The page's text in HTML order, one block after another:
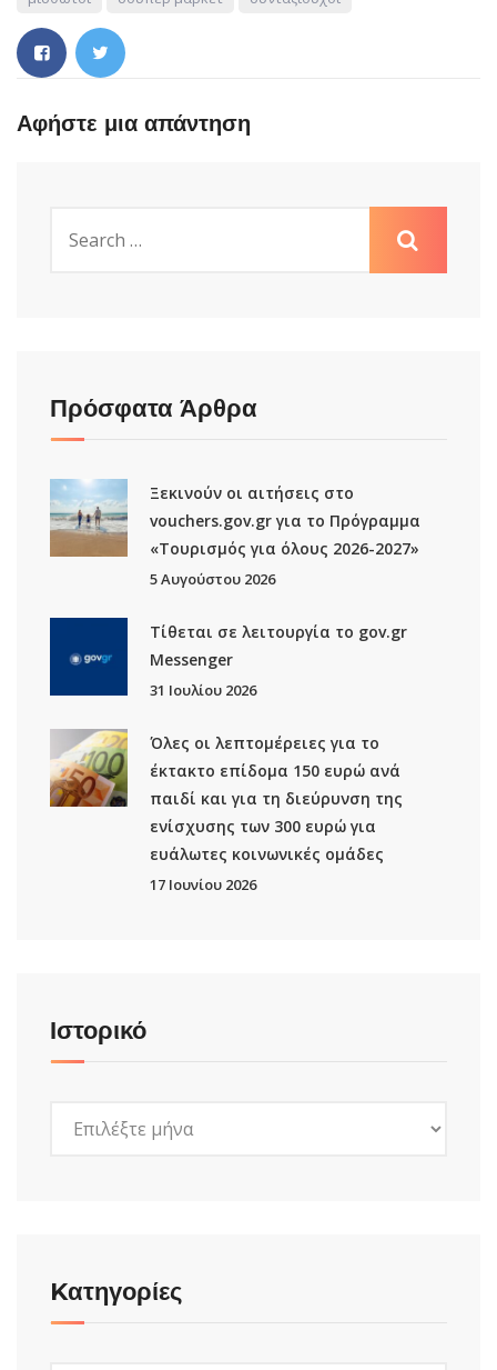
Αφήστε μια απάντηση
Πρόσφατα Άρθρα
Ξεκινούν οι αιτήσεις στο
vouchers.gov.gr για το Πρόγραμμα
«Τουρισμός για όλους 2026-2027»
5 Αυγούστου 2026
Τίθεται σε λειτουργία το gov.gr
Μessenger
31 Ιουλίου 2026
Όλες οι λεπτομέρειες για το
έκτακτο επίδομα 150 ευρώ ανά
παιδί και για τη διεύρυνση της
ενίσχυσης των 300 ευρώ για
ευάλωτες κοινωνικές ομάδες
17 Ιουνίου 2026
Ιστορικό
Kατηγορίες